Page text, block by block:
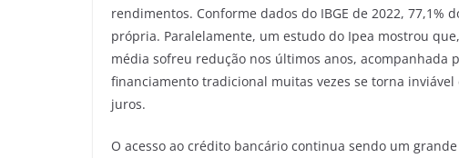
rendimentos. Conforme dados do IBGE de 2022,
própria. Paralelamente, um estudo do Ipea mostrou
média sofreu redução nos últimos anos, acompanhada
financiamento tradicional muitas vezes se torna
juros.
O acesso ao crédito bancário continua sendo um